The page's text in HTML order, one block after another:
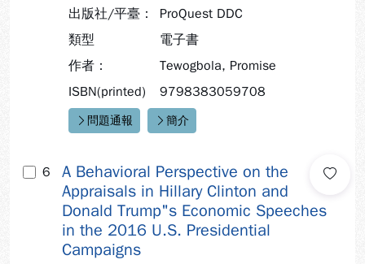
出版社/平臺：
ProQuest DDC
類型
電子書
作者：
Tewogbola, Promise
ISBN(printed)
9798383059708
快速連結：
問題通報 簡介
6
A Behavioral Perspective on the
Appraisals in Hillary Clinton and
Donald Trump"s Economic Speeches
in the 2016 U.S. Presidential
Campaigns